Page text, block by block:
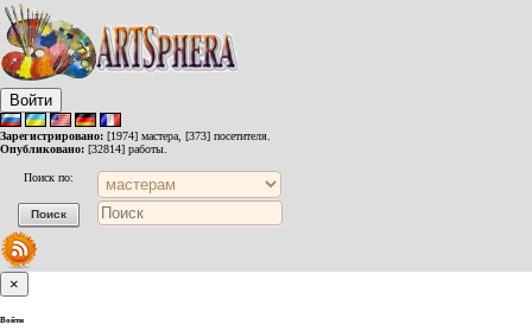
Войти
Зарегистрировано: [1974] мастера, [373] посетителя.
Опубликовано: [32814] работы.
Поиск по:
×
Войти